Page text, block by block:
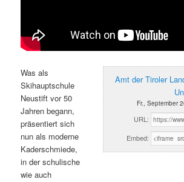
Amt der Tiroler
Fr., September
URL:
Embed:
Was als
Skihauptschule
Neustift vor 50
Jahren begann,
präsentiert sich
nun als moderne
Kaderschmiede,
in der schulische
wie auch